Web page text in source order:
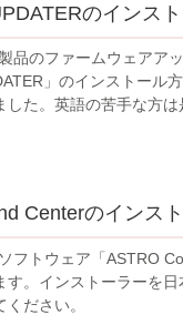
のインス
品のファームウェアア
」のインストール
た。英語の苦手な方は
Centerのインス
フトウェア「ASTRO
す。インストーラーを
ださい。